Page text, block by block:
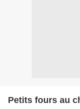
Petits fours au